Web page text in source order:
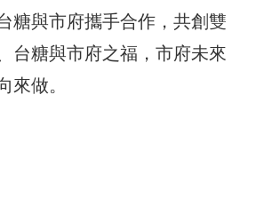
糖與市府攜手合作，共創雙
台糖與市府之福，市府未來
來做。